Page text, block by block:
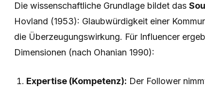
Die wissenschaftliche Grundlage bildet das
Hovland (1953): Glaubwürdigkeit einer
die Überzeugungswirkung. Für Influencer
Dimensionen (nach Ohanian 1990):
Expertise (Kompetenz): Der Follower